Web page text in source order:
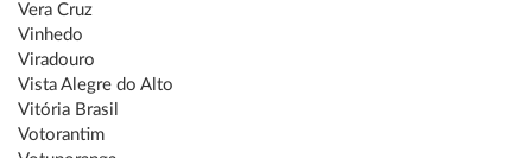
Vera Cruz
Vinhedo
Viradouro
Vista Alegre do Alto
Vitória Brasil
Votorantim